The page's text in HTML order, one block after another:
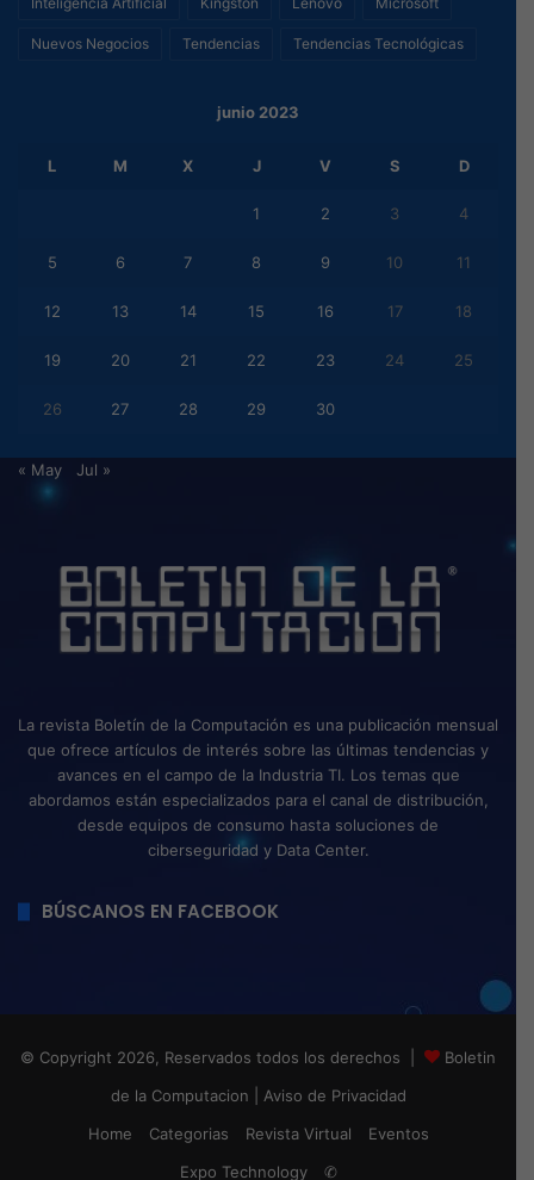
Nuevos Negocios Tendencias Tendencias Tecnológicas
junio 2023
L M X J V S D
1 2 3 4
5 6 7 8 9 10 11
12 13 14 15 16 17 18
19 20 21 22 23 24 25
26 27 28 29 30
« May Jul »
La revista Boletín de la Computación es una publicación mensual
que ofrece artículos de interés sobre las últimas tendencias y
avances en el campo de la Industria TI. Los temas que
abordamos están especializados para el canal de distribución,
desde equipos de consumo hasta soluciones de
ciberseguridad y Data Center.
BÚSCANOS EN FACEBOOK
© Copyright 2026, Reservados todos los derechos |
Boletin
de la Computacion
Aviso de Privacidad
Home
Categorias Revista Virtual
Eventos
Expo Technology
✆